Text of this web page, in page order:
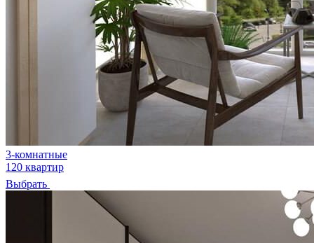
3-комнатные
120 квартир
Выбрать